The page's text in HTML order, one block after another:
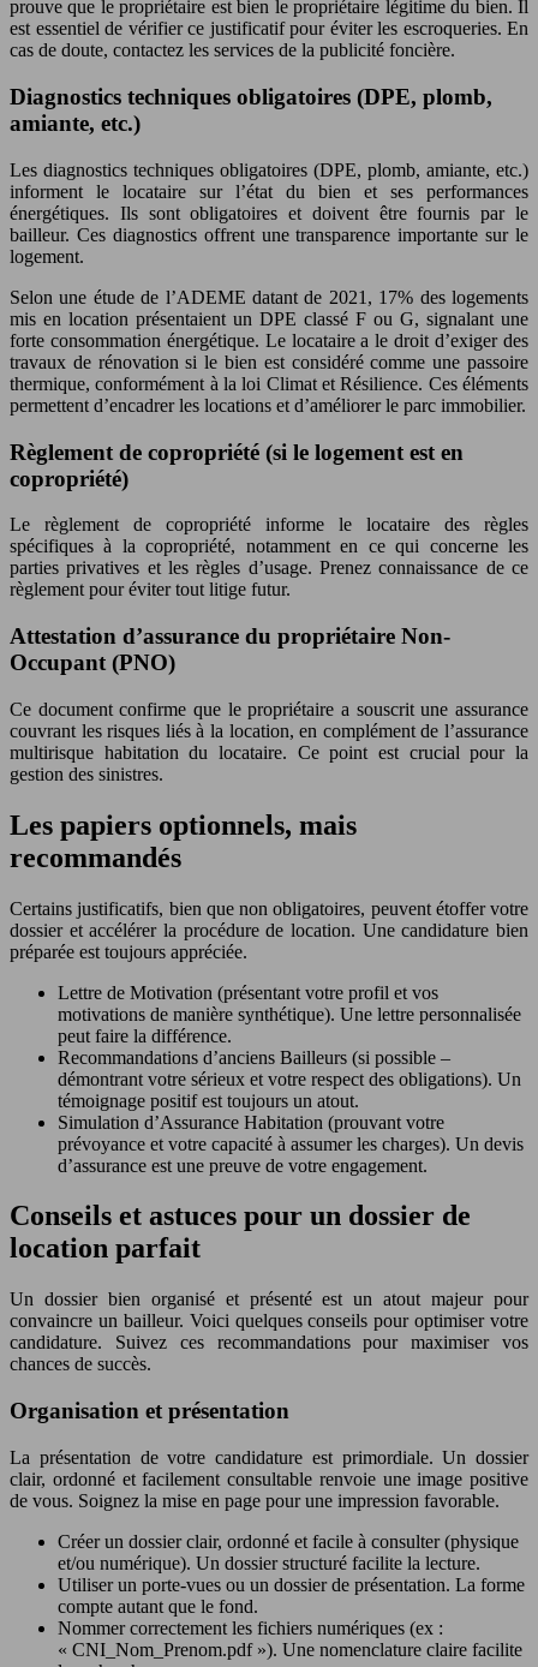
prouve que le propriétaire est bien le propriétaire légitime du bien. Il
est essentiel de vérifier ce justificatif pour éviter les escroqueries. En
cas de doute, contactez les services de la publicité foncière.
Diagnostics techniques obligatoires (DPE, plomb,
amiante, etc.)
Les diagnostics techniques obligatoires (DPE, plomb, amiante, etc.)
informent le locataire sur l’état du bien et ses performances
énergétiques. Ils sont obligatoires et doivent être fournis par le
bailleur. Ces diagnostics offrent une transparence importante sur le
logement.
Selon une étude de l’ADEME datant de 2021, 17% des logements
mis en location présentaient un DPE classé F ou G, signalant une
forte consommation énergétique. Le locataire a le droit d’exiger des
travaux de rénovation si le bien est considéré comme une passoire
thermique, conformément à la loi Climat et Résilience. Ces éléments
permettent d’encadrer les locations et d’améliorer le parc immobilier.
Règlement de copropriété (si le logement est en
copropriété)
Le règlement de copropriété informe le locataire des règles
spécifiques à la copropriété, notamment en ce qui concerne les
parties privatives et les règles d’usage. Prenez connaissance de ce
règlement pour éviter tout litige futur.
Attestation d’assurance du propriétaire Non-
Occupant (PNO)
Ce document confirme que le propriétaire a souscrit une assurance
couvrant les risques liés à la location, en complément de l’assurance
multirisque habitation du locataire. Ce point est crucial pour la
gestion des sinistres.
Les papiers optionnels, mais
recommandés
Certains justificatifs, bien que non obligatoires, peuvent étoffer votre
dossier et accélérer la procédure de location. Une candidature bien
préparée est toujours appréciée.
Lettre de Motivation (présentant votre profil et vos
motivations de manière synthétique). Une lettre personnalisée
peut faire la différence.
Recommandations d’anciens Bailleurs (si possible –
démontrant votre sérieux et votre respect des obligations). Un
témoignage positif est toujours un atout.
Simulation d’Assurance Habitation (prouvant votre
prévoyance et votre capacité à assumer les charges). Un devis
d’assurance est une preuve de votre engagement.
Conseils et astuces pour un dossier de
location parfait
Un dossier bien organisé et présenté est un atout majeur pour
convaincre un bailleur. Voici quelques conseils pour optimiser votre
candidature. Suivez ces recommandations pour maximiser vos
chances de succès.
Organisation et présentation
La présentation de votre candidature est primordiale. Un dossier
clair, ordonné et facilement consultable renvoie une image positive
de vous. Soignez la mise en page pour une impression favorable.
Créer un dossier clair, ordonné et facile à consulter (physique
et/ou numérique). Un dossier structuré facilite la lecture.
Utiliser un porte-vues ou un dossier de présentation. La forme
compte autant que le fond.
Nommer correctement les fichiers numériques (ex :
« CNI_Nom_Prenom.pdf »). Une nomenclature claire facilite